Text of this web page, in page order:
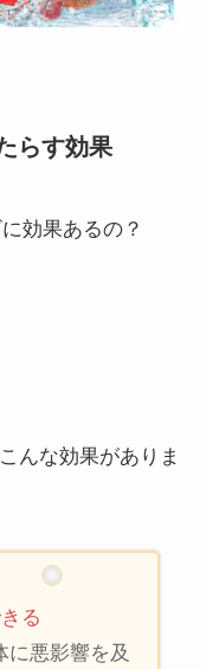
らす効果
効果あるの？
んな効果がありま
る
に悪影響を及